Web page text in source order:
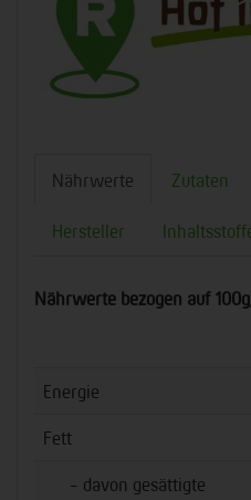
Nährwerte Zutaten
Hersteller
Nährwerte bezogen auf
Energie
Fett
- davon gesättigte